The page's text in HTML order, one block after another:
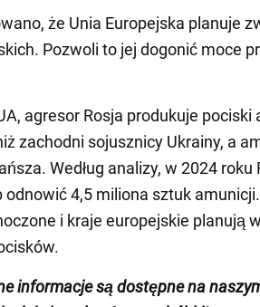
że Unia Europejska planuje
Pozwoli to jej dogonić moce
agresor Rosja produkuje pociski
zachodni sojusznicy Ukrainy, a
Według analizy, w 2024 roku
4,5 miliona sztuk
i kraje europejskie planują
informacje są dostępne na